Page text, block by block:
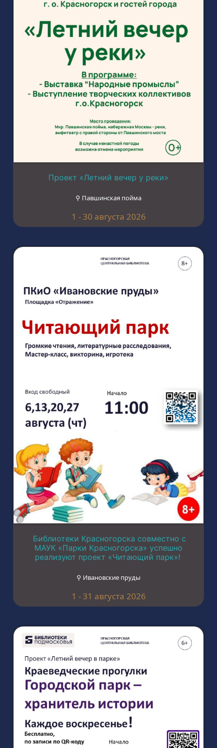
Проект «Летний вечер у реки»
⚲ Павшинская пойма
1 - 30 августа 2026
Библиотеки Красногорска совместно с
МАУК «Парки Красногорска» успешно
реализуют проект «Читающий парк»!
⚲ Ивановские пруды
1 - 31 августа 2026